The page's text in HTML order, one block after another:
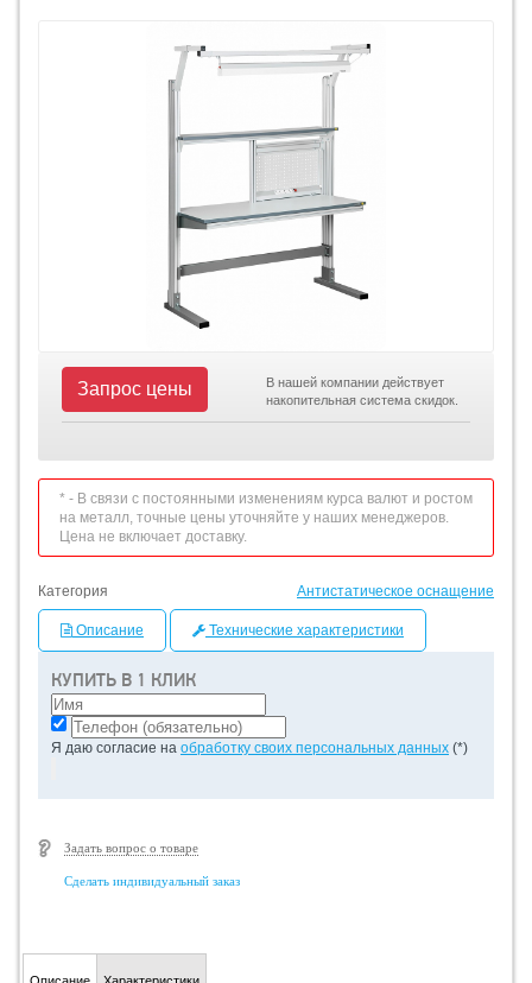
КУПИТЬ В 1 КЛИК
Я даю согласие на обработку своих персональных данных (*)
Задать вопрос о товаре
Сделать индивидуальный заказ
Запрос цены
В нашей компании действует
накопительная система скидок.
* - В связи с постоянными изменениям курса валют и ростом
на металл, точные цены уточняйте у наших менеджеров.
Цена не включает доставку.
Категория Антистатическое оснащение
Описание Технические характеристики